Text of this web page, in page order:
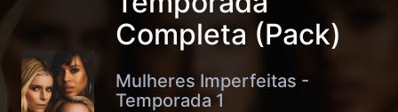
Completa (Pack)
Mulheres Imperfeitas -
Temporada 1